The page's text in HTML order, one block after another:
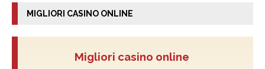
MIGLIORI CASINO ONLINE
Migliori casino online